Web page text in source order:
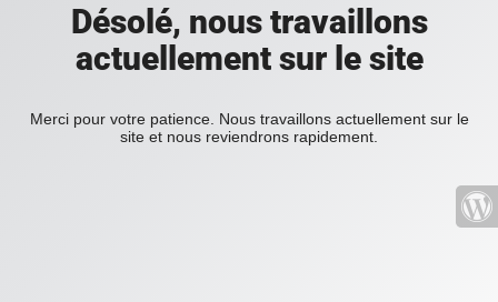
Désolé, nous travaillons
actuellement sur le site
Merci pour votre patience. Nous travaillons actuellement sur le
site et nous reviendrons rapidement.